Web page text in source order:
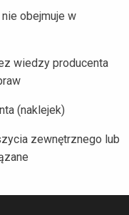
obejmuje w
wiedzy producenta
(naklejek)
zewnętrznego lub